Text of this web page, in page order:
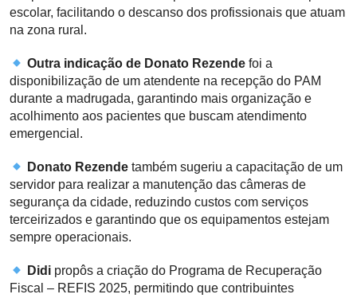
escolar, facilitando o descanso dos profissionais que atuam
na zona rural.
Outra indicação de Donato Rezende foi a
disponibilização de um atendente na recepção do PAM
durante a madrugada, garantindo mais organização e
acolhimento aos pacientes que buscam atendimento
emergencial.
Donato Rezende também sugeriu a capacitação de um
servidor para realizar a manutenção das câmeras de
segurança da cidade, reduzindo custos com serviços
terceirizados e garantindo que os equipamentos estejam
sempre operacionais.
Didi propôs a criação do Programa de Recuperação
Fiscal – REFIS 2025, permitindo que contribuintes